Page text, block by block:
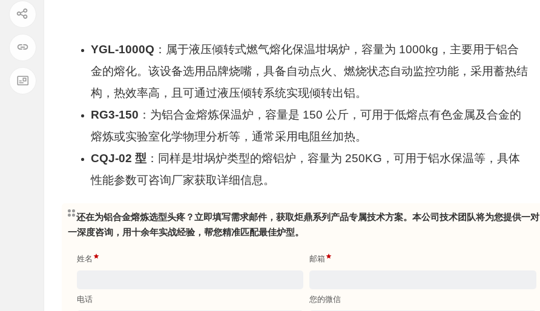
YGL-1000Q ：属于液压倾转式燃气熔化保温坩埚炉，容量为 1000kg，主要用于铝合
金的熔化。该设备选用品牌烧嘴，具备自动点火、燃烧状态自动监控功能，采用蓄热结
构，热效率高，且可通过液压倾转系统实现倾转出铝。
RG3-150 ：为铝合金熔炼保温炉，容量是 150 公斤，可用于低熔点有色金属及合金的
熔炼或实验室化学物理分析等，通常采用电阻丝加热。
CQJ-02 型 ：同样是坩埚炉类型的熔铝炉，容量为 250KG，可用于铝水保温等，具体
性能参数可咨询厂家获取详细信息。
还在为铝合金熔炼选型头疼？立即填写需求邮件，获取炬鼎系列产品专属技术方案。本公司技术团队将为您提供一对
一深度咨询，用十余年实战经验，帮您精准匹配最佳炉型。
姓名 邮箱
电话 您的微信